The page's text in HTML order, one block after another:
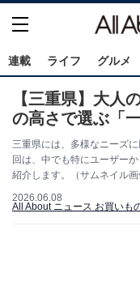
連載 ライフ グルメ
【三重県】大人
の高さで選ぶ「
三重県には、多様なニーズ
回は、中でも特にユーザー
紹介します。（サムネイル
2026.06.08
All About ニュース お買いも